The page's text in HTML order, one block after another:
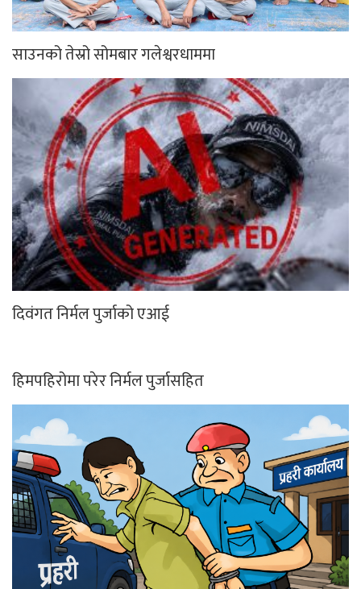
साउनको तेस्रो सोमबार गलेश्वरधाममा
दिवंगत निर्मल पुर्जाको एआई
हिमपहिरोमा परेर निर्मल पुर्जासहित